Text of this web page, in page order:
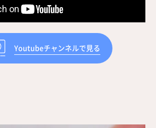
Youtubeチャンネルで見る